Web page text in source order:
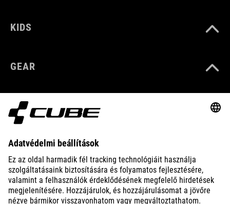
KIDS
GEAR
EQUIPMENT
SUPPORT
ABOUT US